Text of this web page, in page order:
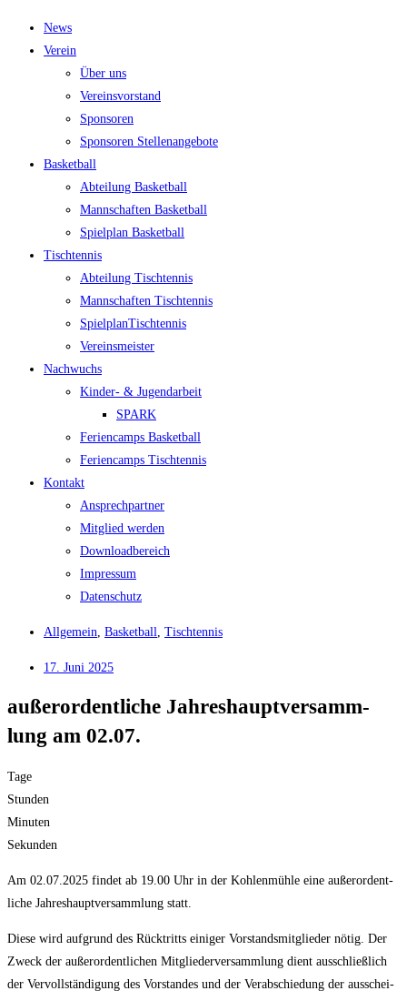
News
Ver­ein
Über uns
Ver­eins­vor­stand
Spon­so­ren
Spon­so­ren Stellenangebote
Bas­ket­ball
Abtei­lung Basketball
Mann­schaf­ten Basketball
Spiel­plan Basketball
Tisch­ten­nis
Abtei­lung Tischtennis
Mann­schaf­ten Tischtennis
Spiel­plan­Tisch­ten­nis
Ver­eins­meis­ter
Nach­wuchs
Kin­­der- & Jugendarbeit
SPARK
Feri­en­camps Basketball
Feri­en­camps Tischtennis
Kon­takt
Ansprech­part­ner
Mit­glied werden
Down­load­be­reich
Impres­sum
Daten­schutz
Allgemein, Basketball, Tischtennis
17. Juni 2025
außer­or­dent­li­che Jah­res­haupt­ver­samm­
lung am 02.07.
Tage
Stun­den
Minu­ten
Sekun­den
Am 02.07.2025 fin­det ab 19.00 Uhr in der Koh­len­müh­le eine außer­or­dent­
li­che Jah­res­haupt­ver­samm­lung statt.
Die­se wird auf­grund des Rück­tritts eini­ger Vor­stands­mit­glie­der nötig. Der
Zweck der außer­or­dent­li­chen Mit­glie­der­ver­samm­lung dient aus­schließ­lich
der Ver­voll­stän­di­gung des Vor­stan­des und der Ver­ab­schie­dung der aus­schei­